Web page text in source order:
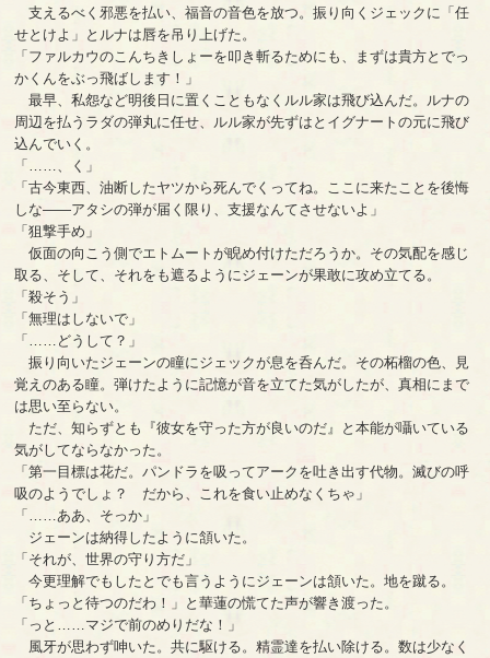
支えるべく邪悪を払い、福音の音色を放つ。振り向くジェックに「任
せとけよ」とルナは唇を吊り上げた。
「ファルカウのこんちきしょーを叩き斬るためにも、まずは貴方とでっ
かくんをぶっ飛ばします！」
最早、私怨など明後日に置くこともなくルル家は飛び込んだ。ルナの
周辺を払うラダの弾丸に任せ、ルル家が先ずはとイグナートの元に飛び
込んでいく。
「……、く」
「古今東西、油断したヤツから死んでくってね。ここに来たことを後悔
しな――アタシの弾が届く限り、支援なんてさせないよ」
「狙撃手め」
仮面の向こう側でエトムートが睨め付けただろうか。その気配を感じ
取る、そして、それをも遮るようにジェーンが果敢に攻め立てる。
「殺そう」
「無理はしないで」
「……どうして？」
振り向いたジェーンの瞳にジェックが息を呑んだ。その柘榴の色、見
覚えのある瞳。弾けたように記憶が音を立てた気がしたが、真相にまで
は思い至らない。
ただ、知らずとも『彼女を守った方が良いのだ』と本能が囁いている
気がしてならなかった。
「第一目標は花だ。パンドラを吸ってアークを吐き出す代物。滅びの呼
吸のようでしょ？ だから、これを食い止めなくちゃ」
「……ああ、そっか」
ジェーンは納得したように頷いた。
「それが、世界の守り方だ」
今更理解でもしたとでも言うようにジェーンは頷いた。地を蹴る。
「ちょっと待つのだわ！」と華蓮の慌てた声が響き渡った。
「っと……マジで前のめりだな！」
風牙が思わず呻いた。共に駆ける。精霊達を払い除ける。数は少なく